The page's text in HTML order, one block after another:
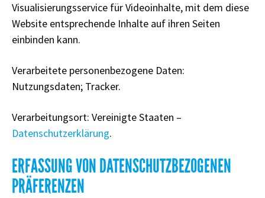
Visualisierungsservice für Videoinhalte, mit dem diese
Website entsprechende Inhalte auf ihren Seiten
einbinden kann.
Verarbeitete personenbezogene Daten:
Nutzungsdaten; Tracker.
Verarbeitungsort: Vereinigte Staaten –
Datenschutzerklärung.
ERFASSUNG VON DATENSCHUTZBEZOGENEN
PRÄFERENZEN